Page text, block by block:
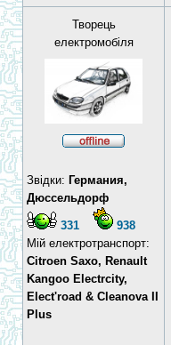
Творець
електромобіля
Звідки: Германия,
Дюссельдорф
331
938
Мій електротранспорт:
Citroen Saxo, Renault
Kangoo Electrcity,
Elect'road & Cleanova II
Plus